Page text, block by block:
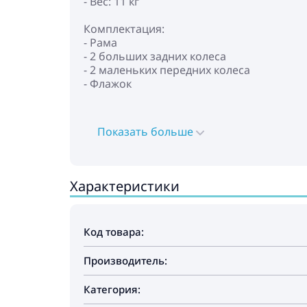
Комплектация:
- Рама
- 2 больших задних колеса
- 2 маленьких передних колеса
- Флажок
комплекты/адаптеры Zeno Hands-free
Показать больше
Характеристики
Код товара:
Производитель:
Категория: